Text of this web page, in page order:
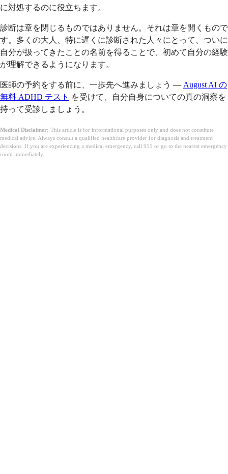
に対処するのに役立ちます。
診断は章を閉じるものではありません。それは章を開くもので
す。多くの大人、特に遅くに診断された人々にとって、ついに
自分が扱ってきたことの名前を得ることで、初めて自分の経験
が理解できるようになります。
医師の予約をする前に、一歩先へ進みましょう — August AI の
無料 ADHD テスト を受けて、自分自身についての真の洞察を
持って受診しましょう。
Medical Disclaimer: This article is for informational purposes only and does not constitute
medical advice. Always consult a qualified healthcare provider for diagnosis and treatment
decisions. If you are experiencing a medical emergency, call 911 or go to the nearest emergency
room immediately.